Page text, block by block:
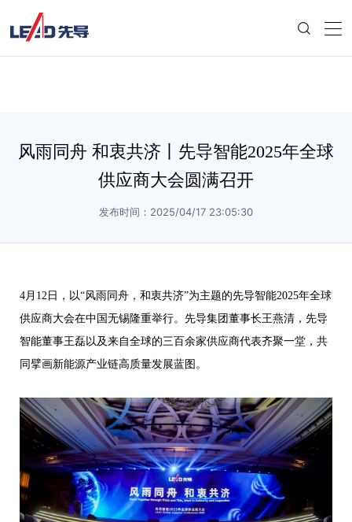
风雨同舟 和衷共济丨先导智能2025年全球
供应商大会圆满召开
发布时间：2025/04/17 23:05:30
4月12日，以“风雨同舟，和衷共济”为主题的先导智能2025年全球
供应商大会在中国无锡隆重举行。 先导集团董事长王燕清， 先导
智能董事王磊以及来自全球的三百余家供应商代表齐聚一堂，共
同擘画新能源产业链高质量发展蓝图。